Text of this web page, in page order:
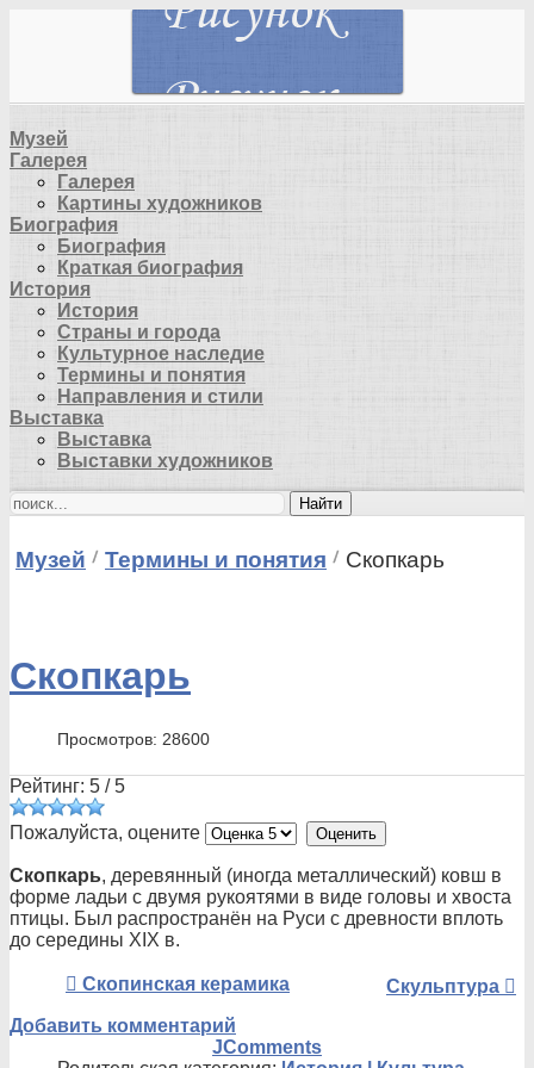
Музей
Галерея
Галерея
Картины художников
Биография
Биография
Краткая биография
История
История
Страны и города
Культурное наследие
Термины и понятия
Направления и стили
Выставка
Выставка
Выставки художников
Найти
Музей Термины и понятия Скопкарь
Скопкарь
Просмотров: 28600
Рейтинг: 5 /5
Пожалуйста, оцените
Скопкарь, деревянный (иногда металлический) ковш в
форме ладьи с двумя рукоятями в виде головы и хвоста
птицы. Был распространён на Руси с древности вплоть
до середины XIX в.
Скопинская керамика
Скульптура
Добавить комментарий
JComments